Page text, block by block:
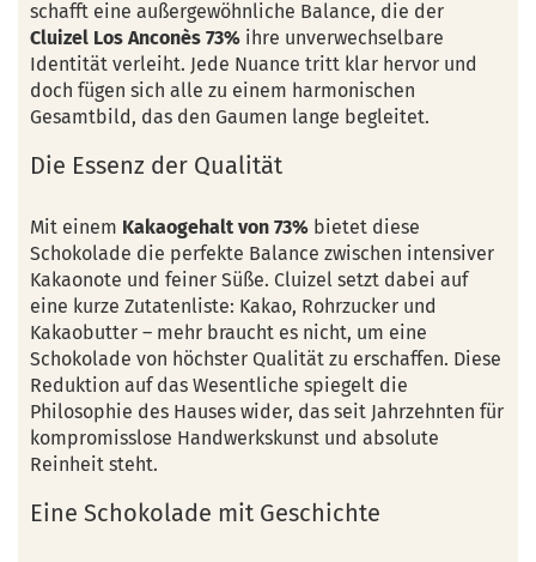
schafft eine außergewöhnliche Balance, die der
Cluizel Los Anconès 73% ihre unverwechselbare
Identität verleiht. Jede Nuance tritt klar hervor und
doch fügen sich alle zu einem harmonischen
Gesamtbild, das den Gaumen lange begleitet.
Die Essenz der Qualität
Mit einem Kakaogehalt von 73% bietet diese
Schokolade die perfekte Balance zwischen intensiver
Kakaonote und feiner Süße. Cluizel setzt dabei auf
eine kurze Zutatenliste: Kakao, Rohrzucker und
Kakaobutter – mehr braucht es nicht, um eine
Schokolade von höchster Qualität zu erschaffen. Diese
Reduktion auf das Wesentliche spiegelt die
Philosophie des Hauses wider, das seit Jahrzehnten für
kompromisslose Handwerkskunst und absolute
Reinheit steht.
Eine Schokolade mit Geschichte